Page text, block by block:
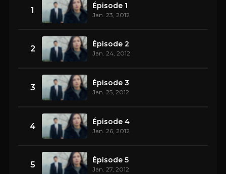
1 Épisode 1
Jan. 23, 2012
2 Épisode 2
Jan. 24, 2012
3 Épisode 3
Jan. 25, 2012
4 Épisode 4
Jan. 26, 2012
5 Épisode 5
Jan. 27, 2012